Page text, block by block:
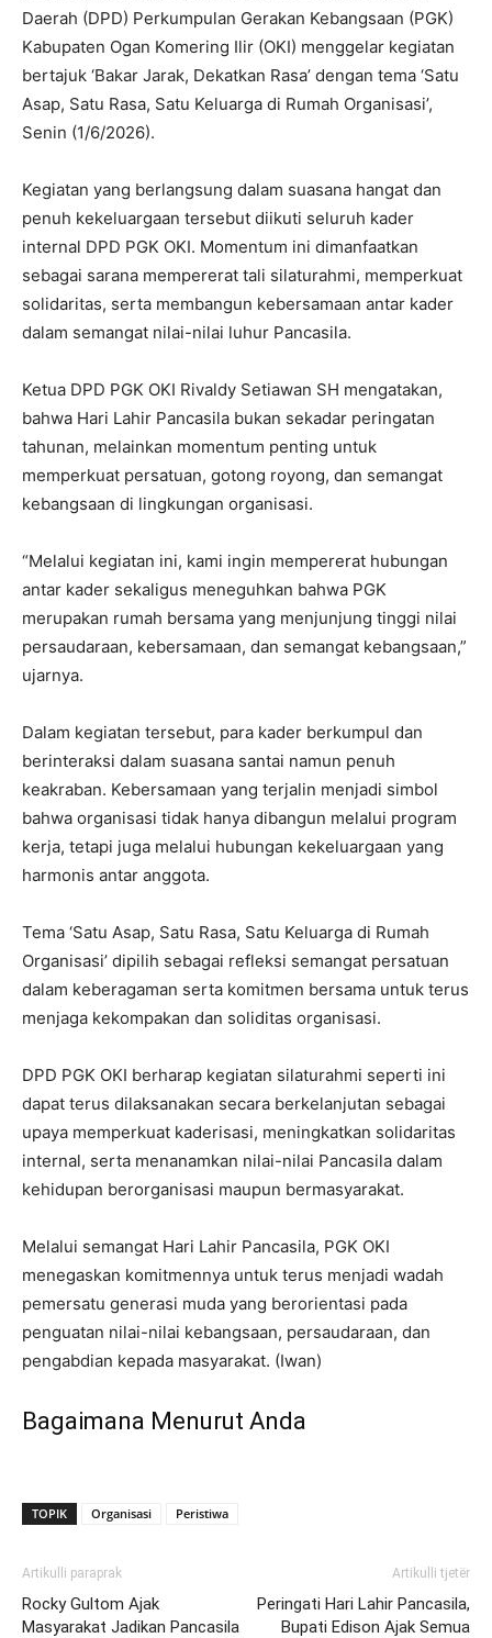
Daerah (DPD) Perkumpulan Gerakan Kebangsaan (PGK)
Kabupaten Ogan Komering Ilir (OKI) menggelar kegiatan
bertajuk ‘Bakar Jarak, Dekatkan Rasa’ dengan tema ‘Satu
Asap, Satu Rasa, Satu Keluarga di Rumah Organisasi’,
Senin (1/6/2026).
Kegiatan yang berlangsung dalam suasana hangat dan
penuh kekeluargaan tersebut diikuti seluruh kader
internal DPD PGK OKI. Momentum ini dimanfaatkan
sebagai sarana mempererat tali silaturahmi, memperkuat
solidaritas, serta membangun kebersamaan antar kader
dalam semangat nilai-nilai luhur Pancasila.
Ketua DPD PGK OKI Rivaldy Setiawan SH mengatakan,
bahwa Hari Lahir Pancasila bukan sekadar peringatan
tahunan, melainkan momentum penting untuk
memperkuat persatuan, gotong royong, dan semangat
kebangsaan di lingkungan organisasi.
“Melalui kegiatan ini, kami ingin mempererat hubungan
antar kader sekaligus meneguhkan bahwa PGK
merupakan rumah bersama yang menjunjung tinggi nilai
persaudaraan, kebersamaan, dan semangat kebangsaan,”
ujarnya.
Dalam kegiatan tersebut, para kader berkumpul dan
berinteraksi dalam suasana santai namun penuh
keakraban. Kebersamaan yang terjalin menjadi simbol
bahwa organisasi tidak hanya dibangun melalui program
kerja, tetapi juga melalui hubungan kekeluargaan yang
harmonis antar anggota.
Tema ‘Satu Asap, Satu Rasa, Satu Keluarga di Rumah
Organisasi’ dipilih sebagai refleksi semangat persatuan
dalam keberagaman serta komitmen bersama untuk terus
menjaga kekompakan dan soliditas organisasi.
DPD PGK OKI berharap kegiatan silaturahmi seperti ini
dapat terus dilaksanakan secara berkelanjutan sebagai
upaya memperkuat kaderisasi, meningkatkan solidaritas
internal, serta menanamkan nilai-nilai Pancasila dalam
kehidupan berorganisasi maupun bermasyarakat.
Melalui semangat Hari Lahir Pancasila, PGK OKI
menegaskan komitmennya untuk terus menjadi wadah
pemersatu generasi muda yang berorientasi pada
penguatan nilai-nilai kebangsaan, persaudaraan, dan
pengabdian kepada masyarakat. (Iwan)
Bagaimana Menurut Anda
TOPIK Organisasi Peristiwa
Artikulli paraprak
Rocky Gultom Ajak
Masyarakat Jadikan Pancasila
Artikulli tjetër
Peringati Hari Lahir Pancasila,
Bupati Edison Ajak Semua